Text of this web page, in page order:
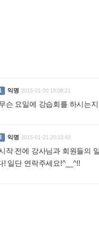
익명 2015-01-20 19:08:21
슨 요일에 강습회를 하시는
익명 2015-01-21 20:33:43
작 전에 강사님과 회원들의
! 일단 연락주세요!^__^!!